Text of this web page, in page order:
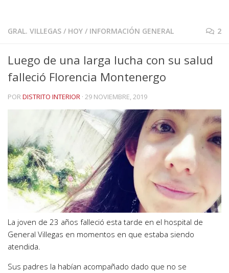
GRAL. VILLEGAS / HOY / INFORMACIÓN GENERAL 2
Luego de una larga lucha con su salud
falleció Florencia Montenergo
PORDISTRITO INTERIOR · 29 NOVIEMBRE, 2019
La joven de 23 años falleció esta tarde en el hospital de
General Villegas en momentos en que estaba siendo
atendida.
Sus padres la habían acompañado dado que no se